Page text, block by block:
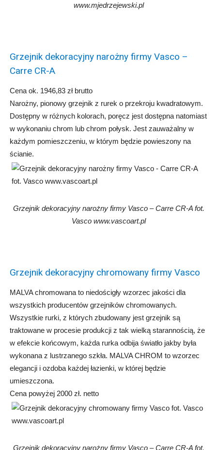
www.mjedrzejewski.pl
Grzejnik dekoracyjny narożny firmy Vasco –
Carre CR-A
Cena ok. 1946,83 zł brutto
Narożny, pionowy grzejnik z rurek o przekroju kwadratowym.
Dostępny w różnych kolorach, poręcz jest dostępna natomiast
w wykonaniu chrom lub chrom połysk. Jest zauważalny w
każdym pomieszczeniu, w którym będzie powieszony na
ścianie.
Grzejnik dekoracyjny narożny firmy Vasco – Carre CR-A fot.
Vasco www.vascoart.pl
Grzejnik dekoracyjny chromowany firmy Vasco
MALVA chromowana to niedościgły wzorzec jakości dla
wszystkich producentów grzejników chromowanych.
Wszystkie rurki, z których zbudowany jest grzejnik są
traktowane w procesie produkcji z tak wielką starannością, że
w efekcie końcowym, każda rurka odbija światło jakby była
wykonana z lustrzanego szkła. MALVA CHROM to wzorzec
elegancji i ozdoba każdej łazienki, w której będzie
umieszczona.
Cena powyżej 2000 zł. netto
Grzejnik dekoracyjny narożny firmy Vasco – Carre CR-A fot.